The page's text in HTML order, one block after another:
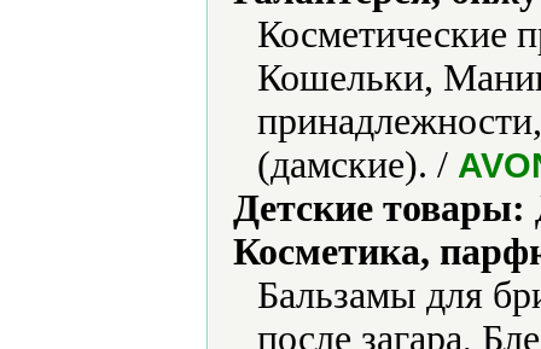
Косметические
Кошельки,
(дамские). /
Детские товары:
Косметика,
Бальзамы для
после загара,